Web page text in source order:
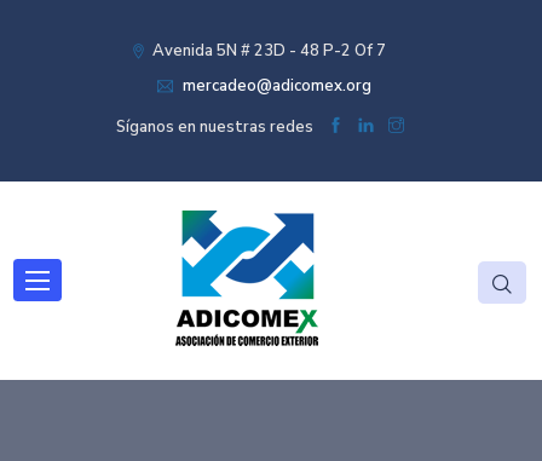
Avenida 5N # 23D - 48 P-2 Of 7
mercadeo@adicomex.org
Síganos en nuestras redes